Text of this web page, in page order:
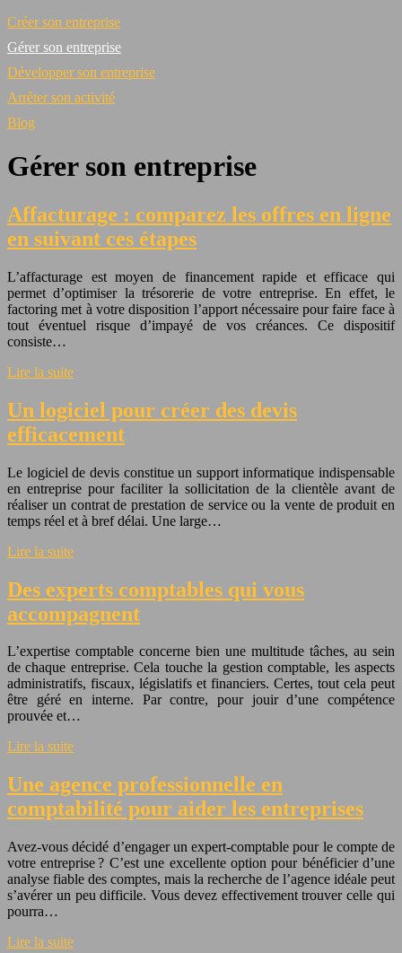
Créer son entreprise
Gérer son entreprise
Développer son entreprise
Arrêter son activité
Blog
Gérer son entreprise
Affacturage : comparez les offres en ligne
en suivant ces étapes
L’affacturage est moyen de financement rapide et efficace qui
permet d’optimiser la trésorerie de votre entreprise. En effet, le
factoring met à votre disposition l’apport nécessaire pour faire face à
tout éventuel risque d’impayé de vos créances. Ce dispositif
consiste…
Lire la suite
Un logiciel pour créer des devis
efficacement
Le logiciel de devis constitue un support informatique indispensable
en entreprise pour faciliter la sollicitation de la clientèle avant de
réaliser un contrat de prestation de service ou la vente de produit en
temps réel et à bref délai. Une large…
Lire la suite
Des experts comptables qui vous
accompagnent
L’expertise comptable concerne bien une multitude tâches, au sein
de chaque entreprise. Cela touche la gestion comptable, les aspects
administratifs, fiscaux, législatifs et financiers. Certes, tout cela peut
être géré en interne. Par contre, pour jouir d’une compétence
prouvée et…
Lire la suite
Une agence professionnelle en
comptabilité pour aider les entreprises
Avez-vous décidé d’engager un expert-comptable pour le compte de
votre entreprise ? C’est une excellente option pour bénéficier d’une
analyse fiable des comptes, mais la recherche de l’agence idéale peut
s’avérer un peu difficile. Vous devez effectivement trouver celle qui
pourra…
Lire la suite